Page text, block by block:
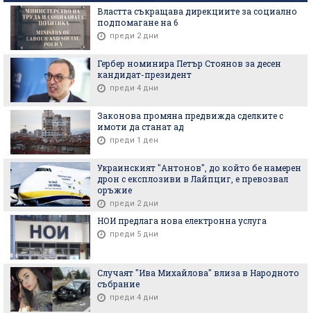
Властта съкращава дирекциите за социално
подпомагане на 6
преди 2 дни
Гербер номинира Петър Стоянов за десен
кандидат-президент
преди 4 дни
Законова промяна предвижда сделките с
имоти да станат ад
преди 1 ден
Украинският "Антонов", до който бе намерен
дрон с експлозиви в Лайпциг, е превозвал
оръжие
преди 2 дни
НОИ предлага нова електронна услуга
преди 5 дни
Случаят "Ива Михайлова" влиза в Народното
събрание
преди 4 дни